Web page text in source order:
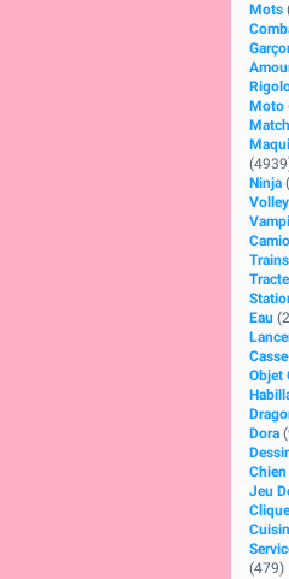
Mots
Moto
Ninja
Volley
Trains
Eau
Objet
Dora
Chien
Jeu
(479)